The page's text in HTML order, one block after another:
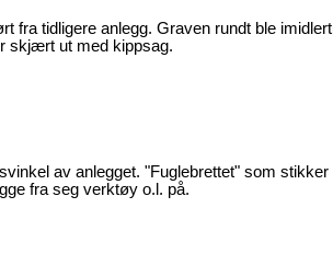
fra tidligere anlegg. Graven rundt ble
skjært ut med kippsag.
av anlegget. "Fuglebrettet" som stikker
fra seg verktøy o.l. på.